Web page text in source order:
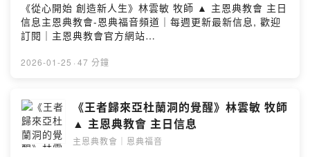
《從心開始 創造新人生》林雲敏 牧師 ▲ 主恩典教會 主日
信息主恩典教會-恩典福音頻道｜每週更新最新信息, 歡迎
訂閱｜主恩典教會官方網站
一起聚會喔#Powered by Firstory Hosting
2026-01-25 · 47 分鐘
《王者歸來亞杜蘭洞的覺醒》林雲敏 牧師
▲ 主恩典教會 主日信息
主恩典教會｜恩典福音